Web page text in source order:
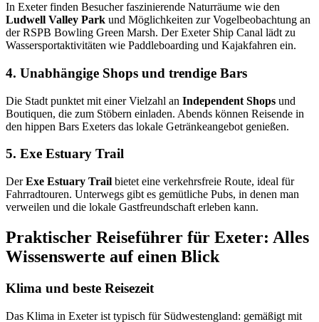
In Exeter finden Besucher faszinierende Naturräume wie den
Ludwell Valley Park und Möglichkeiten zur Vogelbeobachtung an
der RSPB Bowling Green Marsh. Der Exeter Ship Canal lädt zu
Wassersportaktivitäten wie Paddleboarding und Kajakfahren ein.
4. Unabhängige Shops und trendige Bars
Die Stadt punktet mit einer Vielzahl an Independent Shops und
Boutiquen, die zum Stöbern einladen. Abends können Reisende in
den hippen Bars Exeters das lokale Getränkeangebot genießen.
5. Exe Estuary Trail
DerExe Estuary Trail bietet eine verkehrsfreie Route, ideal für
Fahrradtouren. Unterwegs gibt es gemütliche Pubs, in denen man
verweilen und die lokale Gastfreundschaft erleben kann.
Praktischer Reiseführer für Exeter: Alles
Wissenswerte auf einen Blick
Klima und beste Reisezeit
Das Klima in Exeter ist typisch für Südwestengland: gemäßigt mit